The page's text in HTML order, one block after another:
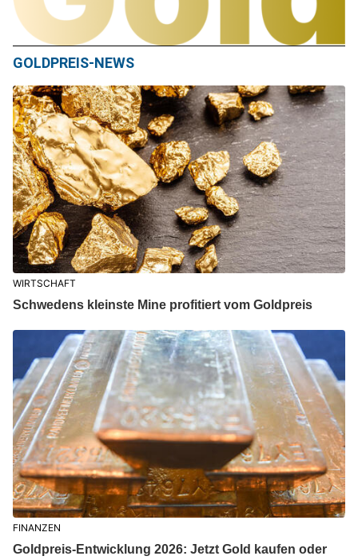
GOLDPREIS-NEWS
WIRTSCHAFT
Schwedens kleinste Mine profitiert vom Goldpreis
FINANZEN
Goldpreis-Entwicklung 2026: Jetzt Gold kaufen oder